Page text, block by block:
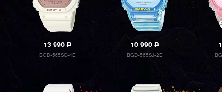
13 990P
BGD-565SC-4E
10 990P
BGD-565SJ-2E